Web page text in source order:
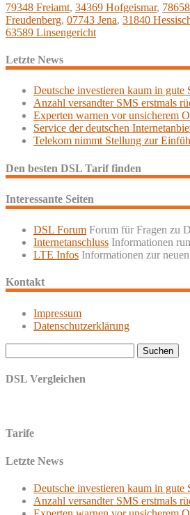
79348 Freiamt, 34369 Hofgeismar,
Freudenberg, 07743 Jena, 31840
63589 Linsengericht
Letzte News
Deutsche investieren kaum in gute
Anzahl versandter SMS erstmals
Experten warnen vor unsicherem
Service der deutschen
Telekom nimmt Stellung zur
Den besten DSL Tarif finden
Interessante Seiten
DSL Forum Forum für Fragen zu
Internetanschluss Informationen
LTE Infos Informationen zur
Kontakt
Impressum
Datenschutzerklärung
nach:
DSL Vergleichen
Tarife
Letzte News
Deutsche investieren kaum in gute
Anzahl versandter SMS erstmals